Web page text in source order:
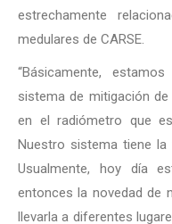
estrechamente
medulares de CARSE.
“Básicamente,
sistema de mitigación
en el radiómetro que
Nuestro sistema tiene la
Usualmente, hoy día
entonces la novedad de
llevarla a diferentes